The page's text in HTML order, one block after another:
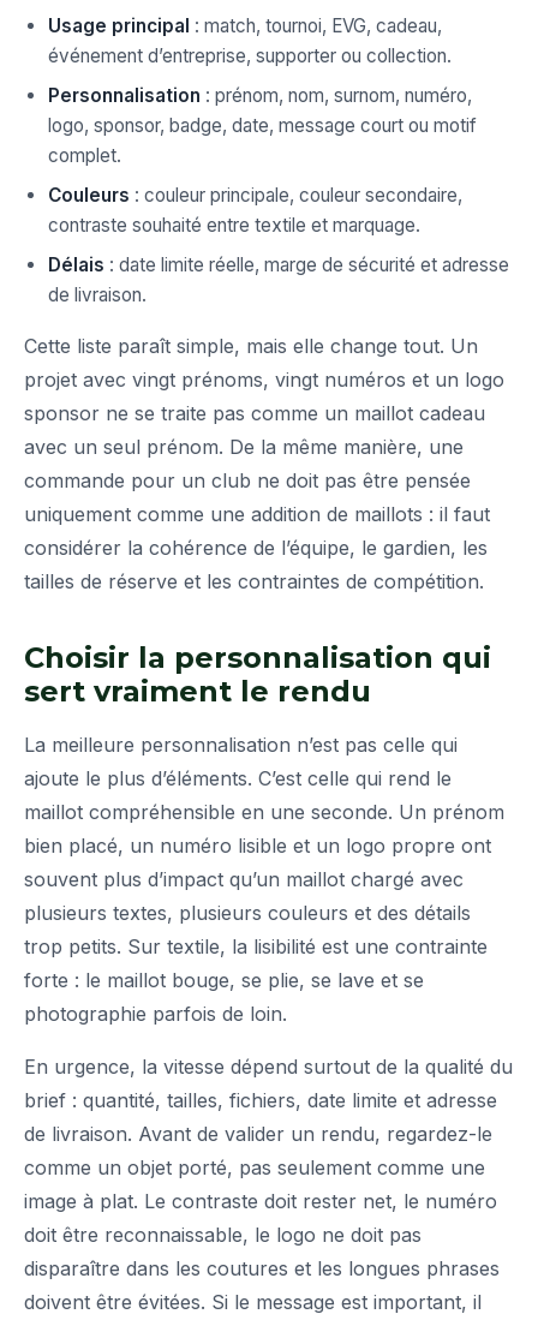
Usage principal : match, tournoi, EVG, cadeau,
événement d’entreprise, supporter ou collection.
Personnalisation : prénom, nom, surnom, numéro,
logo, sponsor, badge, date, message court ou motif
complet.
Couleurs : couleur principale, couleur secondaire,
contraste souhaité entre textile et marquage.
Délais : date limite réelle, marge de sécurité et adresse
de livraison.
Cette liste paraît simple, mais elle change tout. Un
projet avec vingt prénoms, vingt numéros et un logo
sponsor ne se traite pas comme un maillot cadeau
avec un seul prénom. De la même manière, une
commande pour un club ne doit pas être pensée
uniquement comme une addition de maillots : il faut
considérer la cohérence de l’équipe, le gardien, les
tailles de réserve et les contraintes de compétition.
Choisir la personnalisation qui
sert vraiment le rendu
La meilleure personnalisation n’est pas celle qui
ajoute le plus d’éléments. C’est celle qui rend le
maillot compréhensible en une seconde. Un prénom
bien placé, un numéro lisible et un logo propre ont
souvent plus d’impact qu’un maillot chargé avec
plusieurs textes, plusieurs couleurs et des détails
trop petits. Sur textile, la lisibilité est une contrainte
forte : le maillot bouge, se plie, se lave et se
photographie parfois de loin.
En urgence, la vitesse dépend surtout de la qualité du
brief : quantité, tailles, fichiers, date limite et adresse
de livraison. Avant de valider un rendu, regardez-le
comme un objet porté, pas seulement comme une
image à plat. Le contraste doit rester net, le numéro
doit être reconnaissable, le logo ne doit pas
disparaître dans les coutures et les longues phrases
doivent être évitées. Si le message est important, il